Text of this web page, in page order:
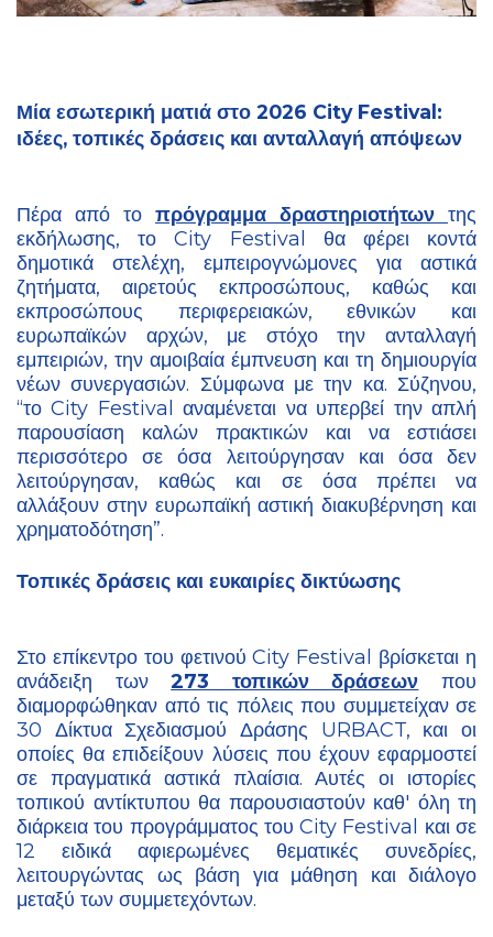
Μία εσωτερική ματιά στο 2026 City Festival:
ιδέες, τοπικές δράσεις και ανταλλαγή απόψεων
Πέρα από το πρόγραμμα δραστηριοτήτων της
εκδήλωσης, το City Festival θα φέρει κοντά
δημοτικά στελέχη, εμπειρογνώμονες για αστικά
ζητήματα, αιρετούς εκπροσώπους, καθώς και
εκπροσώπους περιφερειακών, εθνικών και
ευρωπαϊκών αρχών, με στόχο την ανταλλαγή
εμπειριών, την αμοιβαία έμπνευση και τη δημιουργία
νέων συνεργασιών. Σύμφωνα με την κα. Σύζηνου,
“το City Festival αναμένεται να υπερβεί την απλή
παρουσίαση καλών πρακτικών και να εστιάσει
περισσότερο σε όσα λειτούργησαν και όσα δεν
λειτούργησαν, καθώς και σε όσα πρέπει να
αλλάξουν στην ευρωπαϊκή αστική διακυβέρνηση και
χρηματοδότηση”.
Τοπικές δράσεις και ευκαιρίες δικτύωσης
Στο επίκεντρο του φετινού City Festival βρίσκεται η
ανάδειξη των273 τοπικών δράσεων που
διαμορφώθηκαν από τις πόλεις που συμμετείχαν σε
30 Δίκτυα Σχεδιασμού Δράσης URBACT, και οι
οποίες θα επιδείξουν λύσεις που έχουν εφαρμοστεί
σε πραγματικά αστικά πλαίσια. Αυτές οι ιστορίες
τοπικού αντίκτυπου θα παρουσιαστούν καθ' όλη τη
διάρκεια του προγράμματος του City Festival και σε
12 ειδικά αφιερωμένες θεματικές συνεδρίες,
λειτουργώντας ως βάση για μάθηση και διάλογο
μεταξύ των συμμετεχόντων.